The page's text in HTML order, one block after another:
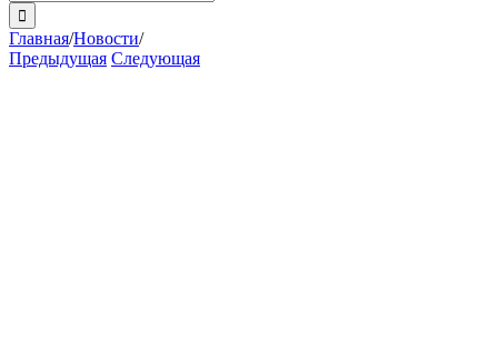
поиска:
Главная/Новости/
Предыдущая Следующая